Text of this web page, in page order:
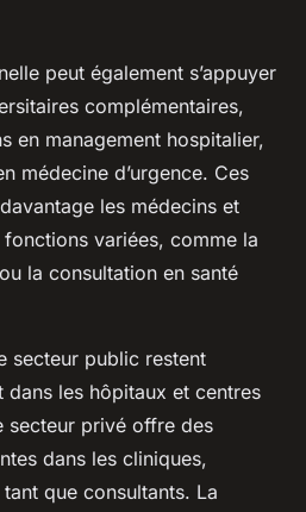
peut également s’appuyer
complémentaires,
en management hospitalier,
médecine d’urgence. Ces
les médecins et
variées, comme la
la consultation en santé
secteur public restent
dans les hôpitaux et centres
secteur privé offre des
dans les cliniques,
que consultants. La